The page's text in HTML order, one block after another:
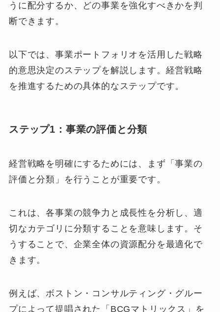
うに配分するか、どの事業を強化すべきかを判
断できます。
以下では、事業ポートフォリオを活用した戦略
的意思決定のステップを解説します。経営戦略
を推進するための具体的なステップです。
ステップ1：事業の評価と分類
経営戦略を明確にするためには、まず「事業の
評価と分類」を行うことが重要です。
これは、各事業の競争力と成長性を分析し、適
切なカテゴリに分類することを意味します。そ
うすることで、企業全体の資源配分を最適化で
きます。
例えば、ボストン・コンサルティング・グルー
プによって提唱された「BCGマトリックス」を